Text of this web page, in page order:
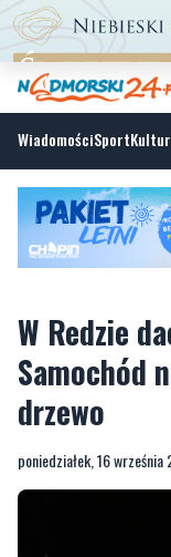
WiadomościSport
W Redzie
Samochód
drzewo
poniedziałek, 16 września